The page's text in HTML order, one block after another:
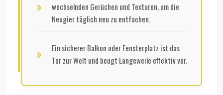
wechselnden Gerüchen und Texturen, um die
Neugier täglich neu zu entfachen.
Ein sicherer Balkon oder Fensterplatz ist das
Tor zur Welt und beugt Langeweile effektiv vor.